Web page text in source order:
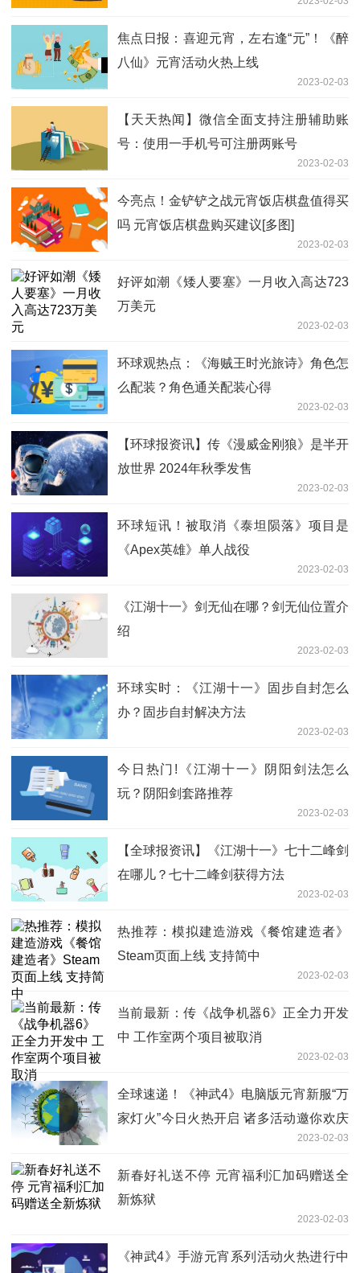
焦点日报：喜迎元宵，左右逢“元”！《醉
八仙》元宵活动火热上线
2023-02-03
【天天热闻】微信全面支持注册辅助账
号：使用一手机号可注册两账号
2023-02-03
今亮点！金铲铲之战元宵饭店棋盘值得买
吗 元宵饭店棋盘购买建议[多图]
2023-02-03
好评如潮《矮人要塞》一月收入高达723
万美元
2023-02-03
环球观热点：《海贼王时光旅诗》角色怎
么配装？角色通关配装心得
2023-02-03
【环球报资讯】传《漫威金刚狼》是半开
放世界 2024年秋季发售
2023-02-03
环球短讯！被取消《泰坦陨落》项目是
《Apex英雄》单人战役
2023-02-03
《江湖十一》剑无仙在哪？剑无仙位置介
绍
2023-02-03
环球实时：《江湖十一》固步自封怎么
办？固步自封解决方法
2023-02-03
今日热门!《江湖十一》阴阳剑法怎么
玩？阴阳剑套路推荐
2023-02-03
【全球报资讯】《江湖十一》七十二峰剑
在哪儿？七十二峰剑获得方法
2023-02-03
热推荐：模拟建造游戏《餐馆建造者》
Steam页面上线 支持简中
2023-02-03
当前最新：传《战争机器6》正全力开发
中 工作室两个项目被取消
2023-02-03
全球速递！《神武4》电脑版元宵新服“万
家灯火”今日火热开启 诸多活动邀你欢庆
2023-02-03
新春好礼送不停 元宵福利汇加码赠送全
新炼狱
2023-02-03
《神武4》手游元宵系列活动火热进行中